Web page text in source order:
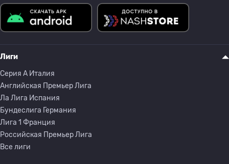
Лиги
Серия A Италия
Английская Премьер Лига
Ла Лига Испания
Бундеслига Германия
Лига 1 Франция
Российская Премьер Лига
Все лиги